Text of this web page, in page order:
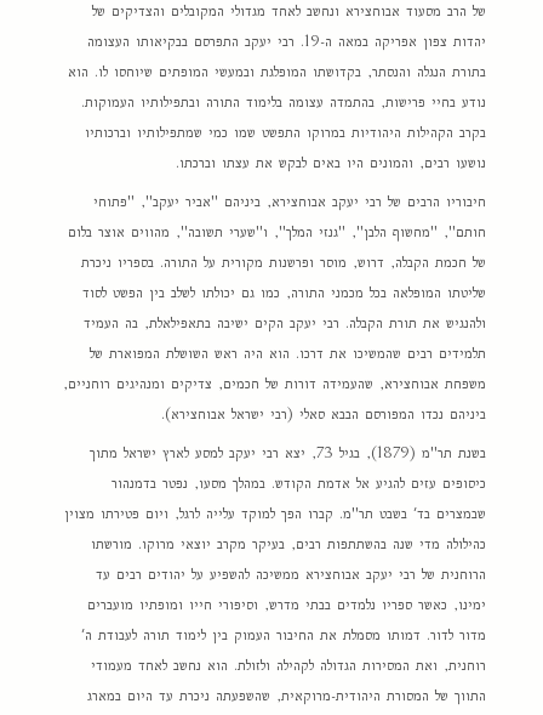
של הרב מסעוד אבוחצירא ונחשב לאחד מגדולי המקובלים והצדיקים של
יהדות צפון אפריקה במאה ה-19. רבי יעקב התפרסם בבקיאותו העצומה
בתורת הנגלה והנסתר, בקדושתו המופלגת ובמעשי המופתים שיוחסו לו. הוא
נודע בחיי פרישות, בהתמדה עצומה בלימוד התורה ובתפילותיו העמוקות.
בקרב הקהילות היהודיות במרוקו התפשט שמו כמי שמתפילותיו וברכותיו
נושעו רבים, והמונים היו באים לבקש את עצתו וברכתו.
חיבוריו הרבים של רבי יעקב אבוחצירא, ביניהם "אביר יעקב", "פתוחי
חותם", "מחשוף הלבן", "גנזי המלך", ו"שערי תשובה", מהווים אוצר בלום
של חכמת הקבלה, דרוש, מוסר ופרשנות מקורית על התורה. בספריו ניכרת
שליטתו המופלאה בכל מכמני התורה, כמו גם יכולתו לשלב בין הפשט לסוד
ולהנגיש את תורת הקבלה. רבי יעקב הקים ישיבה בתאפילאלת, בה העמיד
תלמידים רבים שהמשיכו את דרכו. הוא היה ראש השושלת המפוארת של
משפחת אבוחצירא, שהעמידה דורות של חכמים, צדיקים ומנהיגים רוחניים,
ביניהם נכדו המפורסם הבבא סאלי (רבי ישראל אבוחצירא).
בשנת תר"מ (1879), בגיל 73, יצא רבי יעקב למסע לארץ ישראל מתוך
כיסופים עזים להגיע אל אדמת הקודש. במהלך מסעו, נפטר בדמנהור
שבמצרים בד' בשבט תר"מ. קברו הפך למוקד עלייה לרגל, ויום פטירתו מצוין
כהילולה מדי שנה בהשתתפות רבים, בעיקר מקרב יוצאי מרוקו. מורשתו
הרוחנית של רבי יעקב אבוחצירא ממשיכה להשפיע על יהודים רבים עד
ימינו, כאשר ספריו נלמדים בבתי מדרש, וסיפורי חייו ומופתיו מועברים
מדור לדור. דמותו מסמלת את החיבור העמוק בין לימוד תורה לעבודת ה'
רוחנית, ואת המסירות הגדולה לקהילה ולזולת. הוא נחשב לאחד מעמודי
התווך של המסורת היהודית-מרוקאית, שהשפעתה ניכרת עד היום במארג